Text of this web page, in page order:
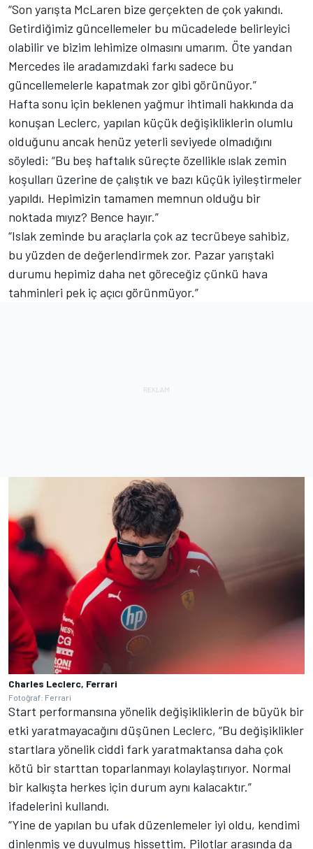
“Son yarışta McLaren bize gerçekten de çok yakındı.
Getirdiğimiz güncellemeler bu mücadelede belirleyici
olabilir ve bizim lehimize olmasını umarım. Öte yandan
Mercedes ile aradamızdaki farkı sadece bu
güncellemelerle kapatmak zor gibi görünüyor.”
Hafta sonu için beklenen yağmur ihtimali hakkında da
konuşan Leclerc, yapılan küçük değişikliklerin olumlu
olduğunu ancak henüz yeterli seviyede olmadığını
söyledi: “Bu beş haftalık süreçte özellikle ıslak zemin
koşulları üzerine de çalıştık ve bazı küçük iyileştirmeler
yapıldı. Hepimizin tamamen memnun olduğu bir
noktada mıyız? Bence hayır.”
“Islak zeminde bu araçlarla çok az tecrübeye sahibiz,
bu yüzden de değerlendirmek zor. Pazar yarıştaki
durumu hepimiz daha net göreceğiz çünkü hava
tahminleri pek iç açıcı görünmüyor.”
Charles Leclerc, Ferrari
Fotoğraf: Ferrari
Start performansına yönelik değişikliklerin de büyük bir
etki yaratmayacağını düşünen Leclerc, “Bu değişiklikler
startlara yönelik ciddi fark yaratmaktansa daha çok
kötü bir starttan toparlanmayı kolaylaştırıyor. Normal
bir kalkışta herkes için durum aynı kalacaktır.”
ifadelerini kullandı.
“Yine de yapılan bu ufak düzenlemeler iyi oldu, kendimi
dinlenmiş ve duyulmuş hissettim. Pilotlar arasında da